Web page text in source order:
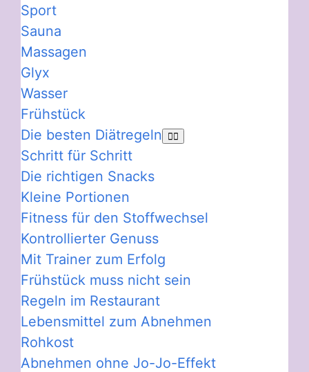
Sport
Sauna
Massagen
Glyx
Wasser
Frühstück
Die besten Diätregeln
Schritt für Schritt
Die richtigen Snacks
Kleine Portionen
Fitness für den Stoffwechsel
Kontrollierter Genuss
Mit Trainer zum Erfolg
Frühstück muss nicht sein
Regeln im Restaurant
Lebensmittel zum Abnehmen
Rohkost
Abnehmen ohne Jo-Jo-Effekt